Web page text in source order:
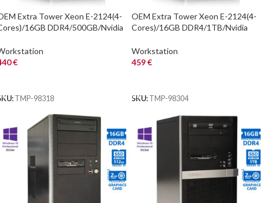
Extra Tower Xeon E-2124(4-
16GB DDR4/500GB/Nvidia
Refurbi
€
TMP-98318
OEM Extra Tower Xeon E-2124(4-
Cores)/16GB DDR4/1TB/Nvidia
Refurbished P
Workstation
459€
SKU: TMP-98304